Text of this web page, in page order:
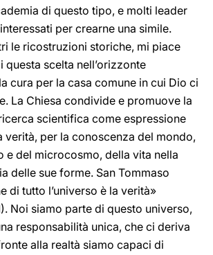
di questo tipo, e molti leader
per crearne una simile.
le ricostruzioni storiche, mi piace
questa scelta nell’orizzonte
cura per la casa comune in cui Dio ci
La Chiesa condivide e promuove la
scientifica come espressione
verità, per la conoscenza del mondo,
e del microcosmo, della vita nella
delle sue forme. San Tommaso
di tutto l’universo è la verità»
Noi siamo parte di questo universo,
responsabilità unica, che ci deriva
alla realtà siamo capaci di